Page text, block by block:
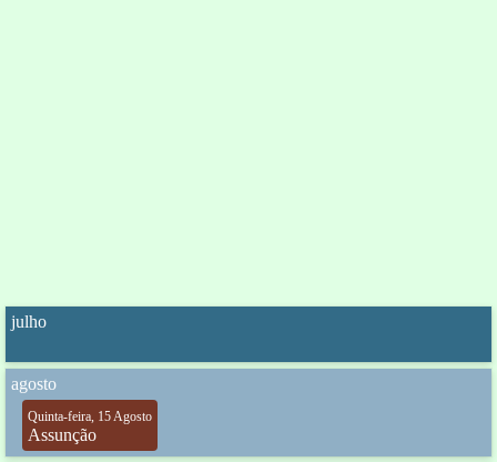
julho
agosto
Quinta-feira, 15 Agosto
Assunção